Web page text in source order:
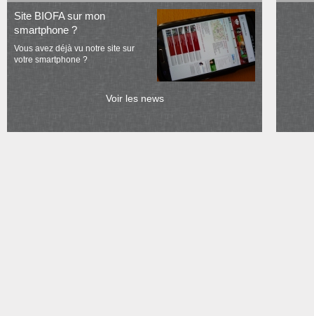
Site BIOFA sur mon
smartphone ?
Vous avez déjà vu notre site sur
votre smartphone ?
Voir les news